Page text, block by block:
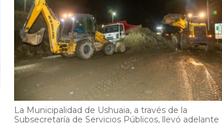
La Municipalidad de Ushuaia, a través de la
Subsecretaría de Servicios Públicos, llevó adelante